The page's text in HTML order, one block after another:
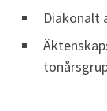
Diakonalt